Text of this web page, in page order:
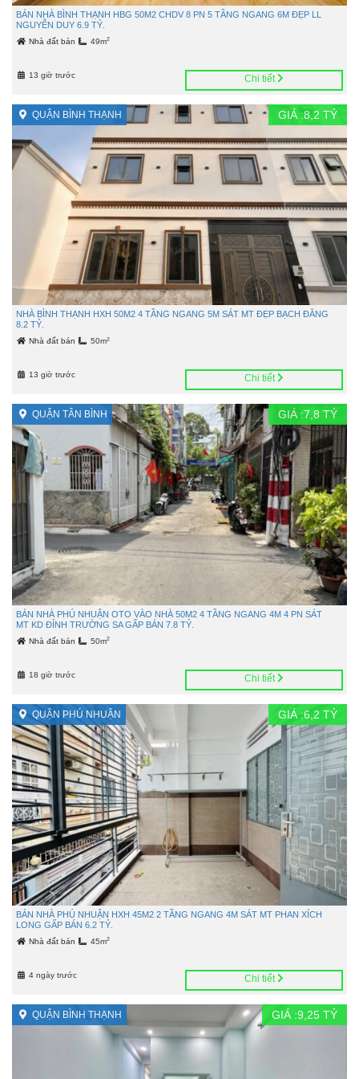
BÁN NHÀ BÌNH THẠNH HBG 50M2 CHDV 8 PN 5 TẦNG NGANG 6M ĐẸP LL
NGUYỄN DUY 6.9 TỶ.
Nhà đất bán 49m2
13 giờ trước Chi tiết
QUẬN BÌNH THẠNH GIÁ :8,2 TỶ
NHÀ BÌNH THẠNH HXH 50M2 4 TẦNG NGANG 5M SÁT MT ĐẸP BẠCH ĐẰNG
8.2 TỶ.
Nhà đất bán 50m2
13 giờ trước Chi tiết
QUẬN TÂN BÌNH GIÁ :7,8 TỶ
BÁN NHÀ PHÚ NHUẬN OTO VÀO NHÀ 50M2 4 TẦNG NGANG 4M 4 PN SÁT
MT KD ĐỈNH TRƯỜNG SA GẤP BÁN 7.8 TỶ.
Nhà đất bán 50m2
18 giờ trước Chi tiết
QUẬN PHÚ NHUẬN GIÁ :6,2 TỶ
BÁN NHÀ PHÚ NHUẬN HXH 45M2 2 TẦNG NGANG 4M SÁT MT PHAN XÍCH
LONG GẤP BÁN 6.2 TỶ.
Nhà đất bán 45m2
4 ngày trước Chi tiết
QUẬN BÌNH THẠNH GIÁ :9,25 TỶ